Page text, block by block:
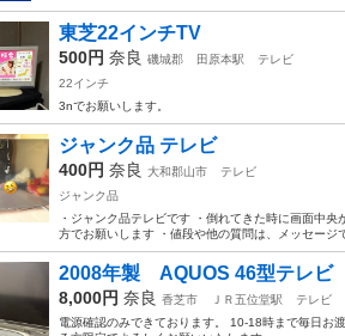
東芝22インチTV
500円 奈良 磯城郡 田原本駅
テレビ
22インチ
3nでお願いします。
ジャンク品 テレビ
400円 奈良 大和郡山市
テレビ
ジャンク品
・ジャンク品テレビです ・倒れてきた時に画面中
方でお願いします ・値段や他の質問は、メッセージ
2008年製 AQUOS 46型テレビ
8,000円 奈良 香芝市 ＪＲ五位堂駅
テレビ
電源確認のみできております。 10-18時まで毎日お